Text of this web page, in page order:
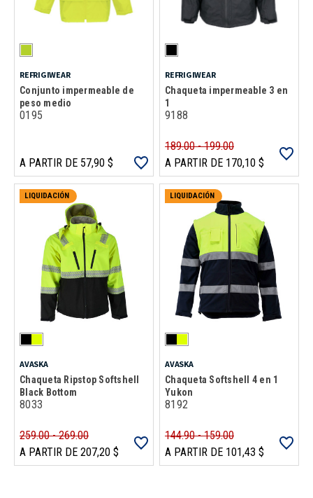
REFRIGIWEAR
Conjunto impermeable de
peso medio
0195
A PARTIR DE 57,90 $
REFRIGIWEAR
Chaqueta impermeable 3 en
1
9188
189.00 - 199.00
A PARTIR DE 170,10 $
LIQUIDACIÓN
AVASKA
Chaqueta Ripstop Softshell
Black Bottom
8033
259.00 - 269.00
A PARTIR DE 207,20 $
LIQUIDACIÓN
AVASKA
Chaqueta Softshell 4 en 1
Yukon
8192
144.90 - 159.00
A PARTIR DE 101,43 $